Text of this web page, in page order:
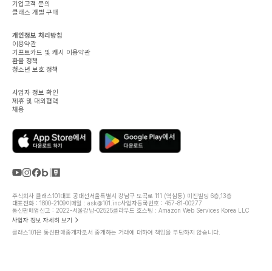
기업고객 문의
클래스 개별 구매
개인정보 처리방침
이용약관
기프트카드 및 캐시 이용약관
환불 정책
청소년 보호 정책
사업자 정보 확인
제휴 및 대외협력
채용
주식회사 클래스101대표 공대선서울특별시 강남구 도곡로 111 (역삼동) 미진빌딩 6층,13층
대표전화 : 1800-2109이메일 : ask@101.inc사업자등록번호 : 457-81-00277
통신판매업신고 : 2022-서울강남-02525클라우드 호스팅 : Amazon Web Services Korea LLC
사업자 정보 자세히 보기
클래스101은 통신판매중개자로서 중개하는 거래에 대하여 책임을 부담하지 않습니다.